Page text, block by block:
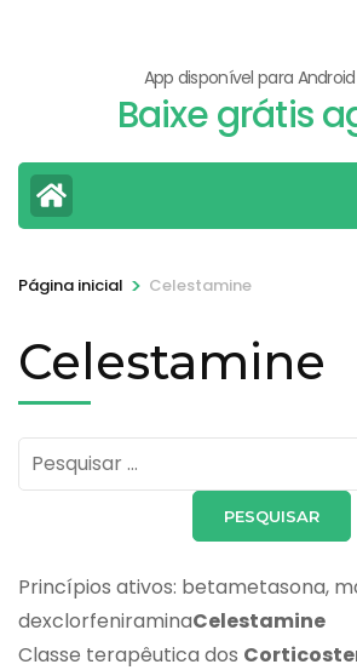
App disponível para Android
Baixe grátis
Página inicial > Celestamine
Celestamine
Pesquisar
por:
Princípios ativos: betametasona,
dexclorfeniraminaCelestamine
Classe terapêutica dos